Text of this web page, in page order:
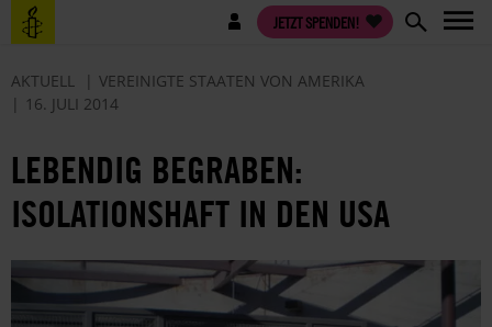
Direkt
zum
Benutzermenü JETZT SPENDEN!
AKTUELL
VEREINIGTE STAATEN VON AMERIKA
16. JULI 2014
LEBENDIG BEGRABEN:
ISOLATIONSHAFT IN DEN USA